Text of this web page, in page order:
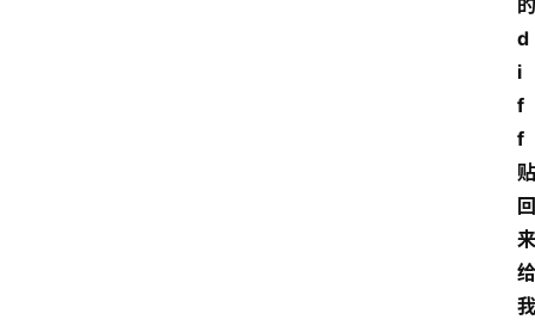
的
d
i
f
f
贴
回
来
给
我